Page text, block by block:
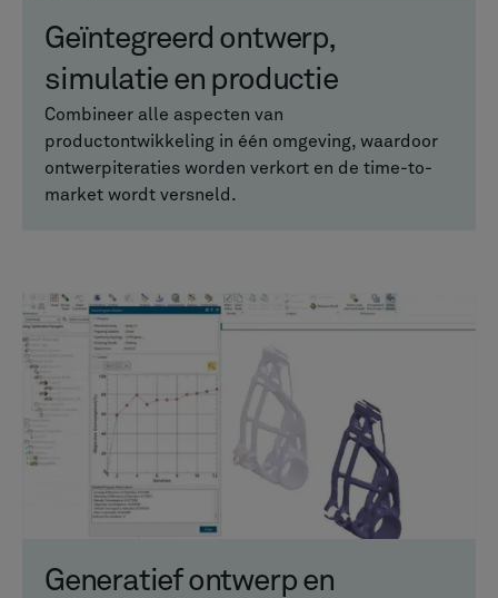
Geïntegreerd ontwerp,
simulatie en productie
Combineer alle aspecten van
productontwikkeling in één omgeving, waardoor
ontwerpiteraties worden verkort en de time-to-
market wordt versneld.
Generatief ontwerp en